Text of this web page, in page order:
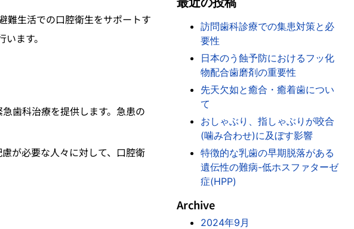
難生活での口腔衛生をサポートす
ます。
歯科治療を提供します。急患の
が必要な人々に対して、口腔衛
訪問歯科診療での集患対策と必
要性
日本のう蝕予防におけるフッ化
物配合歯磨剤の重要性
先天欠如と癒合・癒着歯につい
て
おしゃぶり、指しゃぶりが咬合
(噛み合わせ)に及ぼす影響
特徴的な乳歯の早期脱落がある
遺伝性の難病-低ホスファターゼ
症(HPP)
Archive
2024年9月